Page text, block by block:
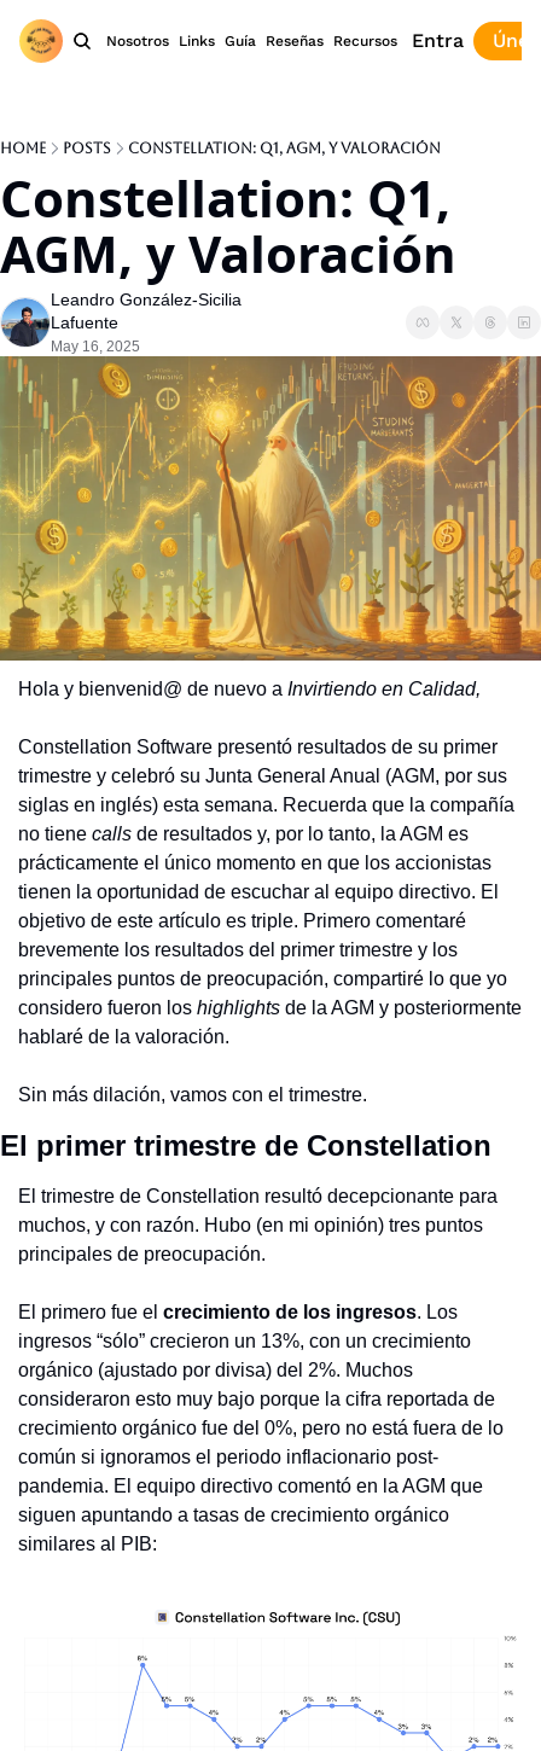
Nosotros Links Guía Reseñas Recursos Entra
Home Posts Constellation: Q1, AGM, y Valoración
Constellation: Q1,
AGM, y Valoración
Leandro González-Sicilia
Lafuente
May 16, 2025
Hola y bienvenid@ de nuevo a Invirtiendo en Calidad,
Constellation Software presentó resultados de su primer
trimestre y celebró su Junta General Anual (AGM, por sus
siglas en inglés) esta semana. Recuerda que la compañía
no tiene calls de resultados y, por lo tanto, la AGM es
prácticamente el único momento en que los accionistas
tienen la oportunidad de escuchar al equipo directivo. El
objetivo de este artículo es triple. Primero comentaré
brevemente los resultados del primer trimestre y los
principales puntos de preocupación, compartiré lo que yo
considero fueron los highlights de la AGM y posteriormente
hablaré de la valoración.
Sin más dilación, vamos con el trimestre.
El primer trimestre de Constellation
El trimestre de Constellation resultó decepcionante para
muchos, y con razón. Hubo (en mi opinión) tres puntos
principales de preocupación.
El primero fue el crecimiento de los ingresos. Los
ingresos “sólo” crecieron un 13%, con un crecimiento
orgánico (ajustado por divisa) del 2%. Muchos
consideraron esto muy bajo porque la cifra reportada de
crecimiento orgánico fue del 0%, pero no está fuera de lo
común si ignoramos el periodo inflacionario post-
pandemia. El equipo directivo comentó en la AGM que
siguen apuntando a tasas de crecimiento orgánico
similares al PIB: